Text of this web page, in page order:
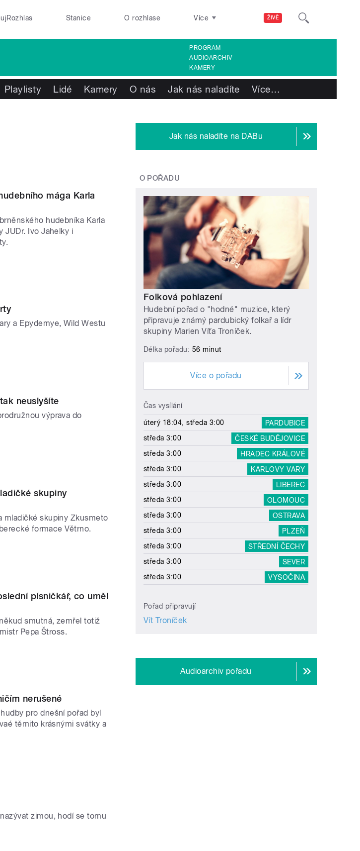
ŽIVĚ
Stanice O rozhlase Více
PROGRAM
AUDIOARCHIV
KAMERY
Playlisty Lidé Kamery O nás Jak nás naladíte Více…
mága Karla
hudebníka Karla
JUDr. Ivo Jahelky i
a Epydemye, Wild Westu
neuslyšíte
výprava do
skupiny
mladičké skupiny Zkusmeto
formace Větrno.
písničkář, co uměl
smutná, zemřel totiž
Pepa Štross.
nerušené
pro dnešní pořad byl
těmito krásnými svátky a
zimou, hodí se tomu
Jak nás naladíte na DABu
O POŘADU
Folková pohlazení
Hudební pořad o "hodné" muzice, který
připravuje známý pardubický folkař a lídr
skupiny Marien Víťa Troníček.
Délka pořadu: 56 minut
Více o pořadu
Čas vysílání
úterý 18:04, středa 3:00
PARDUBICE
středa 3:00
ČESKÉ BUDĚJOVICE
středa 3:00
HRADEC KRÁLOVÉ
středa 3:00
KARLOVY VARY
středa 3:00
LIBEREC
středa 3:00
OLOMOUC
středa 3:00
OSTRAVA
středa 3:00
PLZEŇ
středa 3:00
STŘEDNÍ ČECHY
středa 3:00
SEVER
středa 3:00
VYSOČINA
Pořad připravují
Vít Troníček
Audioarchiv pořadu